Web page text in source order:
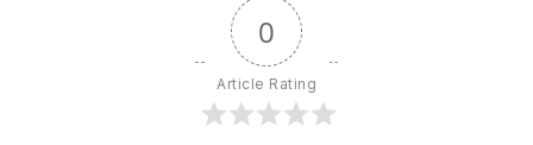
0
Article Rating